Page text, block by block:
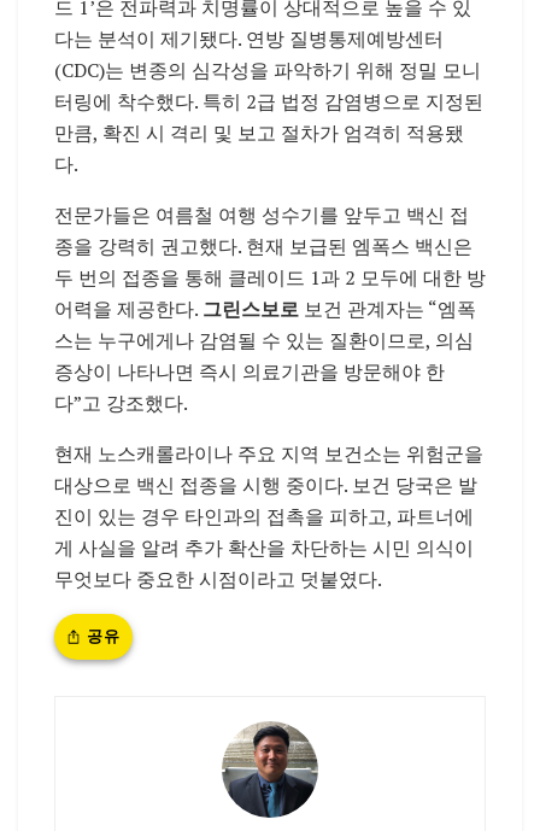
드 1’은 전파력과 치명률이 상대적으로 높을 수 있
다는 분석이 제기됐다. 연방 질병통제예방센터
(CDC)는 변종의 심각성을 파악하기 위해 정밀 모니
터링에 착수했다. 특히 2급 법정 감염병으로 지정된
만큼, 확진 시 격리 및 보고 절차가 엄격히 적용됐
다.
전문가들은 여름철 여행 성수기를 앞두고 백신 접
종을 강력히 권고했다. 현재 보급된 엠폭스 백신은
두 번의 접종을 통해 클레이드 1과 2 모두에 대한 방
어력을 제공한다. 그린스보로 보건 관계자는 “엠폭
스는 누구에게나 감염될 수 있는 질환이므로, 의심
증상이 나타나면 즉시 의료기관을 방문해야 한
다”고 강조했다.
현재 노스캐롤라이나 주요 지역 보건소는 위험군을
대상으로 백신 접종을 시행 중이다. 보건 당국은 발
진이 있는 경우 타인과의 접촉을 피하고, 파트너에
게 사실을 알려 추가 확산을 차단하는 시민 의식이
무엇보다 중요한 시점이라고 덧붙였다.
공유